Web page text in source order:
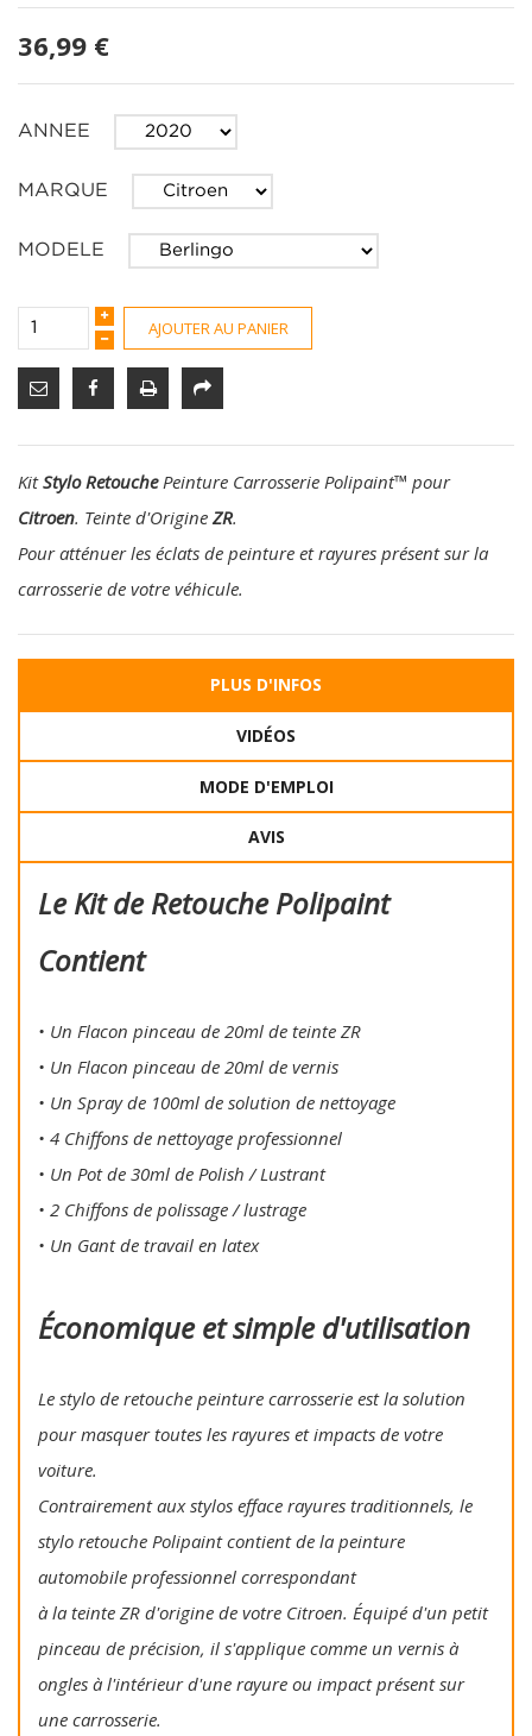
36,99 €
ANNEE
MARQUE
MODELE
AJOUTER AU PANIER
KitStylo RetouchePeinture Carrosserie Polipaint™ pour
Citroen. Teinte d'OrigineZR.
Pour atténuer les éclats de peinture et rayures présent sur la
carrosserie de votre véhicule.
PLUS D'INFOS
VIDÉOS
MODE D'EMPLOI
AVIS
Le Kit de Retouche Polipaint
Contient
• Un Flacon pinceau de 20ml de teinte ZR
• Un Flacon pinceau de 20ml de vernis
• Un Spray de 100ml de solution de nettoyage
• 4 Chiffons de nettoyage professionnel
• Un Pot de 30ml de Polish / Lustrant
• 2 Chiffons de polissage / lustrage
• Un Gant de travail en latex
Économique et simple d'utilisation
Le stylo de retouche peinture carrosserie est la solution
pour masquer toutes les rayures et impacts de votre
voiture.
Contrairement aux stylos efface rayures traditionnels, le
stylo retouche Polipaint contient de la peinture
automobile professionnel correspondant
à la teinte ZR d'origine de votre Citroen. Équipé d'un petit
pinceau de précision, il s'applique comme un vernis à
ongles à l'intérieur d'une rayure ou impact présent sur
une carrosserie.